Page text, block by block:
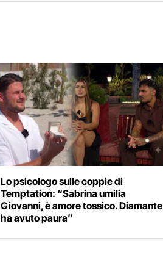
Lo psicologo sulle coppie di
Temptation: “Sabrina umilia
Giovanni, è amore tossico. Diamante
ha avuto paura”